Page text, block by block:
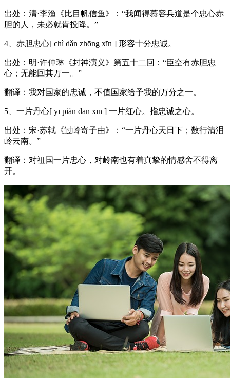
出处：清·李渔《比目帆信鱼》：“我闻得慕容兵道是个忠心赤
胆的人，未必就肯投降。”
4、赤胆忠心[ chì dǎn zhōng xīn ] 形容十分忠诚。
出处：明·许仲琳《封神演义》第五十二回：“臣空有赤胆忠
心；无能回其万一。”
翻译：我对国家的忠诚，不值国家给予我的万分之一。
5、一片丹心[ yī piàn dān xīn ] 一片红心。指忠诚之心。
出处：宋·苏轼《过岭寄子由》：“一片丹心天日下；数行清泪
岭云南。”
翻译：对祖国一片忠心，对岭南也有着真挚的情感舍不得离
开。